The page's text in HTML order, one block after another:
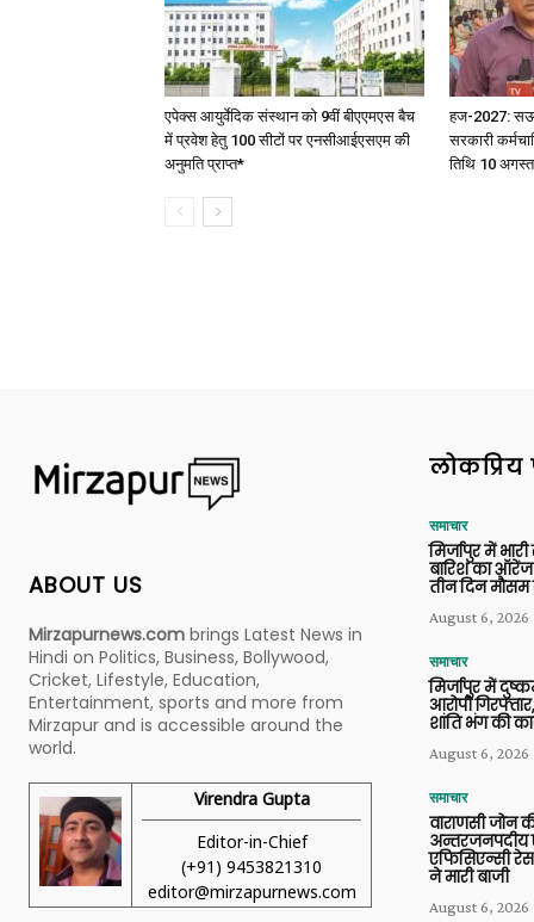
एपेक्स आयुर्वेदिक संस्थान को 9वीं बीएएमएस बैच
में प्रवेश हेतु 100 सीटों पर एनसीआईएसएम की
अनुमति प्राप्त*
हज-2027:
सरकारी
तिथि 10 अगस्त
ABOUT US
Mirzapurnews.com brings Latest News in
Hindi on Politics, Business, Bollywood,
Cricket, Lifestyle, Education,
Entertainment, sports and more from
Mirzapur and is accessible around the
world.
Virendra Gupta
Editor-in-Chief
(+91) 9453821310
editor@mirzapurnews.com
लोकप्रिय
समाचार
मिर्जापुर में
बारिश का
तीन दिन मौसम
August 6, 2026
समाचार
मिर्जापुर में
आरोपी
शांति भंग की
August 6, 2026
समाचार
वाराणसी जोन
अन्तरजनपदीय
एफिसिएन्सी
ने मारी बाजी
August 6, 2026